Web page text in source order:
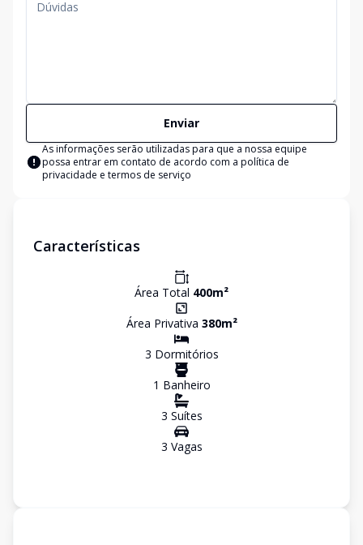
Enviar
As informações serão utilizadas para que a nossa equipe
possa entrar em contato de acordo com a política de
privacidade e termos de serviço
Características
Área Total 400m²
Área Privativa 380m²
3 Dormitórios
1 Banheiro
3 Suítes
3 Vagas